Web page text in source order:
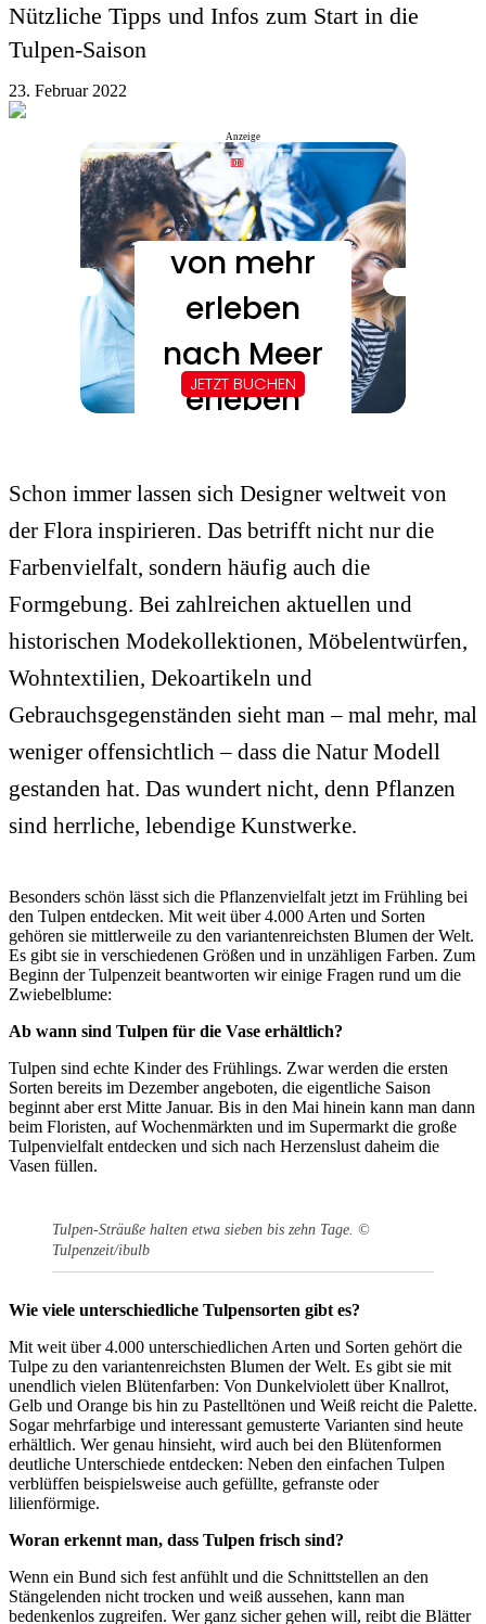
Nützliche Tipps und Infos zum Start in die
Tulpen-Saison
23. Februar 2022
Anzeige
Schon immer lassen sich Designer weltweit von
der Flora inspirieren. Das betrifft nicht nur die
Farbenvielfalt, sondern häufig auch die
Formgebung. Bei zahlreichen aktuellen und
historischen Modekollektionen, Möbelentwürfen,
Wohntextilien, Dekoartikeln und
Gebrauchsgegenständen sieht man – mal mehr, mal
weniger offensichtlich – dass die Natur Modell
gestanden hat. Das wundert nicht, denn Pflanzen
sind herrliche, lebendige Kunstwerke.
Besonders schön lässt sich die Pflanzenvielfalt jetzt im Frühling bei
den Tulpen entdecken. Mit weit über 4.000 Arten und Sorten
gehören sie mittlerweile zu den variantenreichsten Blumen der Welt.
Es gibt sie in verschiedenen Größen und in unzähligen Farben. Zum
Beginn der Tulpenzeit beantworten wir einige Fragen rund um die
Zwiebelblume:
Ab wann sind Tulpen für die Vase erhältlich?
Tulpen sind echte Kinder des Frühlings. Zwar werden die ersten
Sorten bereits im Dezember angeboten, die eigentliche Saison
beginnt aber erst Mitte Januar. Bis in den Mai hinein kann man dann
beim Floristen, auf Wochenmärkten und im Supermarkt die große
Tulpenvielfalt entdecken und sich nach Herzenslust daheim die
Vasen füllen.
Tulpen-Sträuße halten etwa sieben bis zehn Tage. ©
Tulpenzeit/ibulb
Wie viele unterschiedliche Tulpensorten gibt es?
Mit weit über 4.000 unterschiedlichen Arten und Sorten gehört die
Tulpe zu den variantenreichsten Blumen der Welt. Es gibt sie mit
unendlich vielen Blütenfarben: Von Dunkelviolett über Knallrot,
Gelb und Orange bis hin zu Pastelltönen und Weiß reicht die Palette.
Sogar mehrfarbige und interessant gemusterte Varianten sind heute
erhältlich. Wer genau hinsieht, wird auch bei den Blütenformen
deutliche Unterschiede entdecken: Neben den einfachen Tulpen
verblüffen beispielsweise auch gefüllte, gefranste oder
lilienförmige.
Woran erkennt man, dass Tulpen frisch sind?
Wenn ein Bund sich fest anfühlt und die Schnittstellen an den
Stängelenden nicht trocken und weiß aussehen, kann man
bedenkenlos zugreifen. Wer ganz sicher gehen will, reibt die Blätter